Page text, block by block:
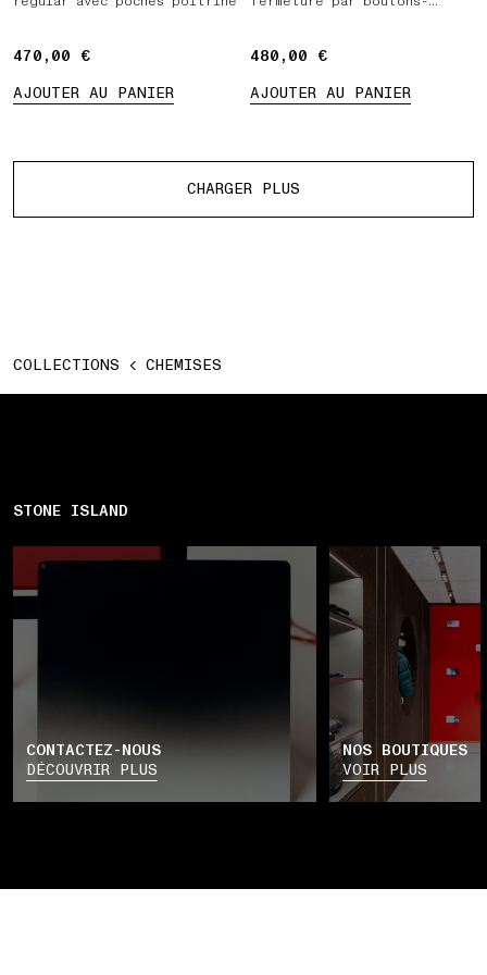
470,00 €
470,00 €
AJOUTER AU PANIER
480,00 €
480,00 €
AJOUTER AU PANIER
CHARGER PLUS
COLLECTIONS CHEMISES
STONE ISLAND
CONTACTEZ-NOUS
DÉCOUVRIR PLUS
NOS BOUTIQUES
VOIR PLUS